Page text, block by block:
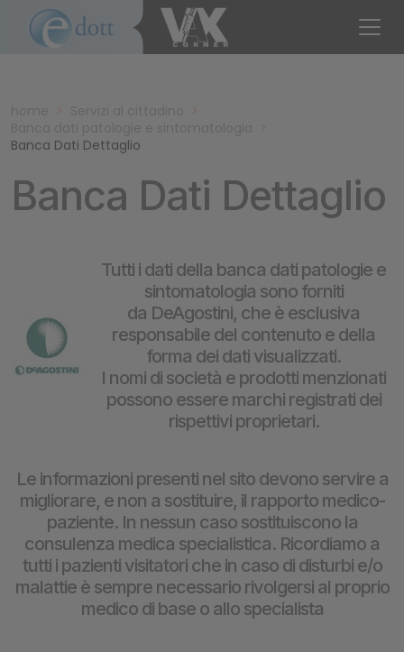
>
>
>
Banca Dati Dettaglio
Banca Dati Dettaglio
Tutti i dati della banca dati patologie e
sintomatologia sono forniti
da DeAgostini, che è esclusiva
responsabile del contenuto e della
forma dei dati visualizzati.
I nomi di società e prodotti menzionati
possono essere marchi registrati dei
rispettivi proprietari.
Le informazioni presenti nel sito devono servire a
migliorare, e non a sostituire, il rapporto medico-
paziente. In nessun caso sostituiscono la
consulenza medica specialistica. Ricordiamo a
tutti i pazienti visitatori che in caso di disturbi e/o
malattie è sempre necessario rivolgersi al proprio
medico di base o allo specialista